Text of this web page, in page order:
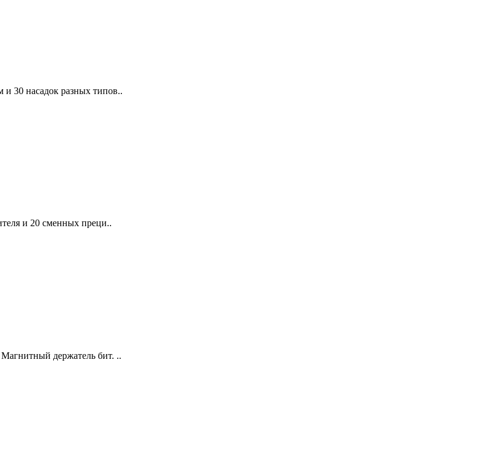
и 30 насадок разных типов..
и 20 сменных преци..
держатель бит. ..